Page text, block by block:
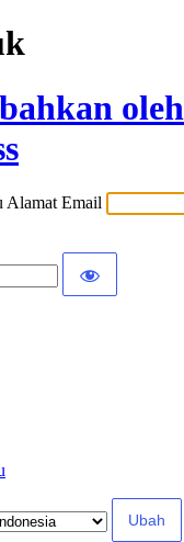
oleh
Alamat Email